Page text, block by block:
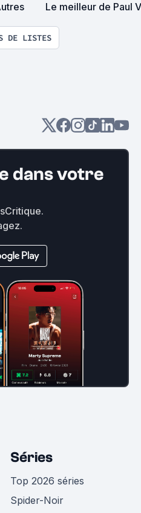
Le meilleur de Paul
DE LISTES
dans votre
Séries
Top 2026 séries
Spider-Noir